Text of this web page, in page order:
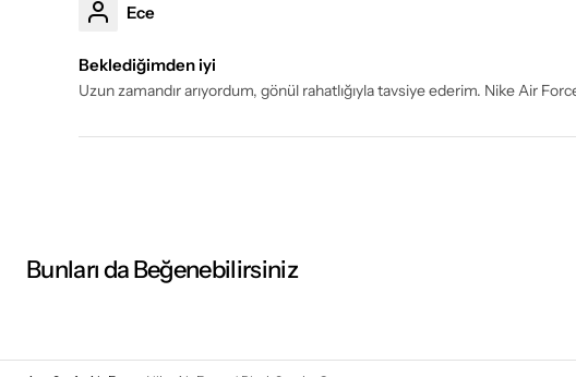
Ece
Beklediğimden iyi
Uzun zamandır arıyordum, gönül rahatlığıyla tavsiye ederim. Nike Air
Bunları da Beğenebilirsiniz